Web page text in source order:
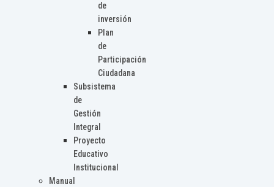
de
inversión
Plan
de
Participación
Ciudadana
Subsistema
de
Gestión
Integral
Proyecto
Educativo
Institucional
Manual